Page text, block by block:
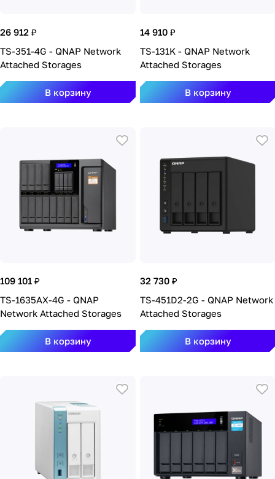
26 912 ₽
TS-351-4G - QNAP Network
Attached Storages
В корзину
14 910 ₽
TS-131K - QNAP Network
Attached Storages
В корзину
109 101 ₽
TS-1635AX-4G - QNAP
Network Attached Storages
В корзину
32 730 ₽
TS-451D2-2G - QNAP Network
Attached Storages
В корзину